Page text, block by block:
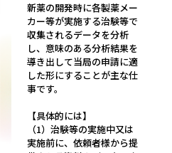
新薬の開発時に各製薬メー
カー等が実施する治験等で
収集されるデータを分析
し、意味のある分析結果を
導き出して当局の申請に適
した形にすることが主な仕
事です。
【具体的には】
（1）治験等の実施中又は
実施前に、依頼者様から提